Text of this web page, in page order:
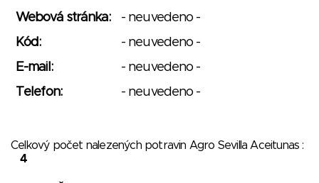
Webová stránka:
- neuvedeno -
Kód:
- neuvedeno -
E-mail:
- neuvedeno -
Telefon:
- neuvedeno -
Celkový počet nalezených potravin Agro Sevilla Aceitunas :
4